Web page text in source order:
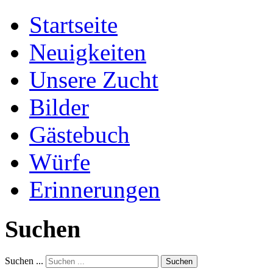
Startseite
Neuigkeiten
Unsere Zucht
Bilder
Gästebuch
Würfe
Erinnerungen
Suchen
Suchen ... Suchen